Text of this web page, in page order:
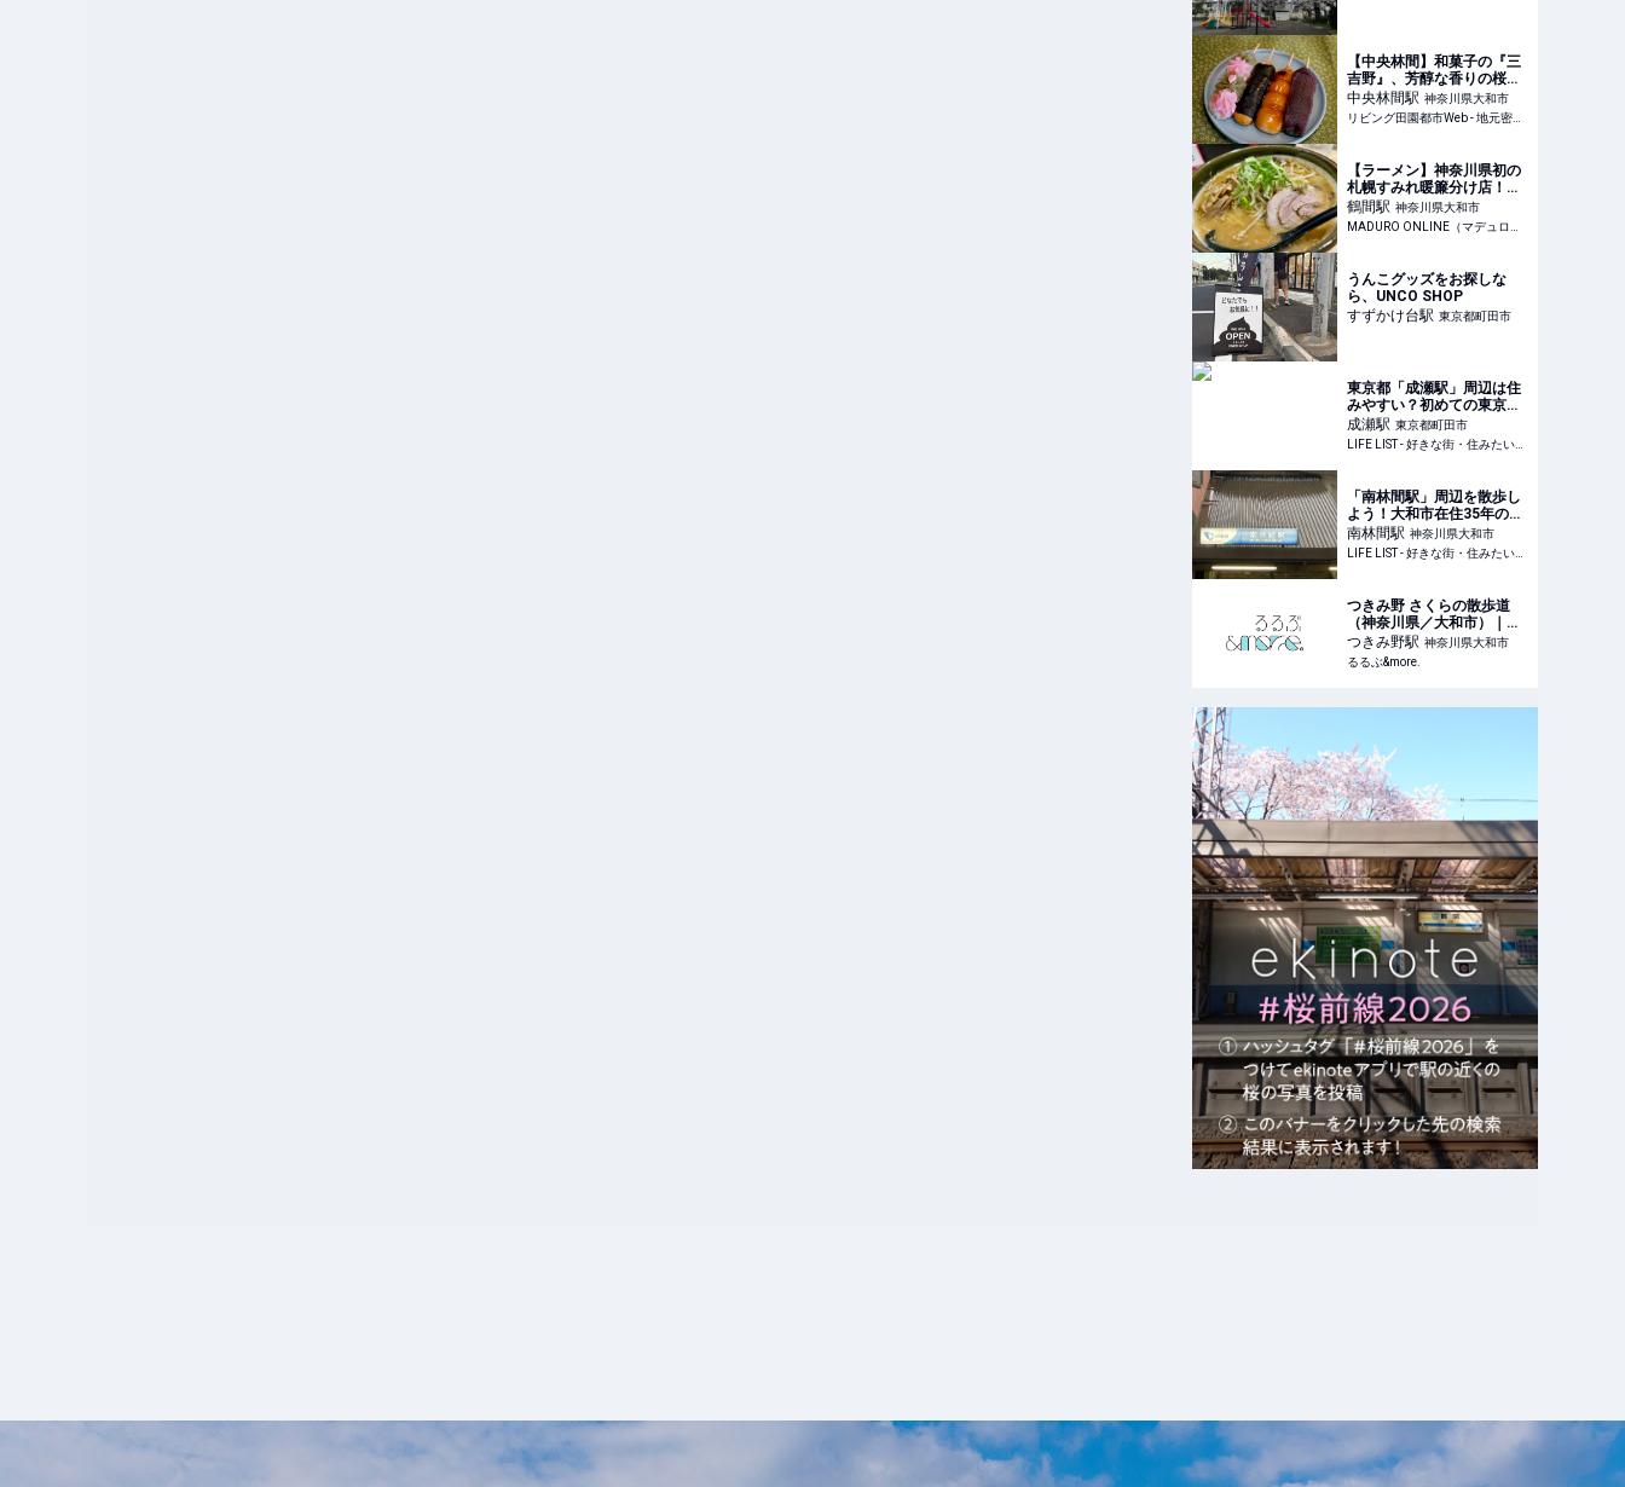
【中央林間】和菓子の『三
吉野』、芳醇な香りの桜餅
に誘われ店を訪ねてみた
中央林間駅 神奈川県大和市
リビング田園都市Web - 地元密着！ たまプラーザ、あざみ野、青葉台、港北ニュータウンほかのグルメ、イベント、お出かけ、習い事情報
【ラーメン】神奈川県初の
札幌すみれ暖簾分け店！
「札幌ラーメン 郷」の本格
濃厚味噌ラーメンに感動
鶴間駅 神奈川県大和市
MADURO ONLINE（マデュロオンライン）
うんこグッズをお探しな
ら、UNCO SHOP
すずかけ台駅 東京都町田市
東京都「成瀬駅」周辺は住
みやすい？初めての東京暮
らしを成瀬で始めた私が伝
える街の魅力 - LIFE LIST -
好きな街・住みたい街・私
成瀬駅 東京都町田市
LIFE LIST - 好きな街・住みたい街・私の街
「南林間駅」周辺を散歩し
よう！大和市在住35年の私
がおすすめの散歩・ウォー
キングスポットを紹介しま
す - LIFE LIST - 好きな街・
南林間駅 神奈川県大和市
LIFE LIST - 好きな街・住みたい街・私の街
つきみ野 さくらの散歩道
（神奈川県／大和市）｜営
業時間・アクセス｜るるぶ
&more.
つきみ野駅 神奈川県大和市
るるぶ&more.